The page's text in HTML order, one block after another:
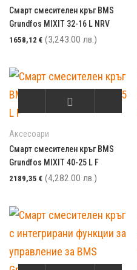
Смарт смесителен кръг BMS
Grundfos MIXIT 32-16 L NRV
1658,12 € (3,243.00 лв.)
Аксесоари
Смарт смесителен кръг BMS
Grundfos MIXIT 40-25 L F
2189,35 € (4,282.00 лв.)